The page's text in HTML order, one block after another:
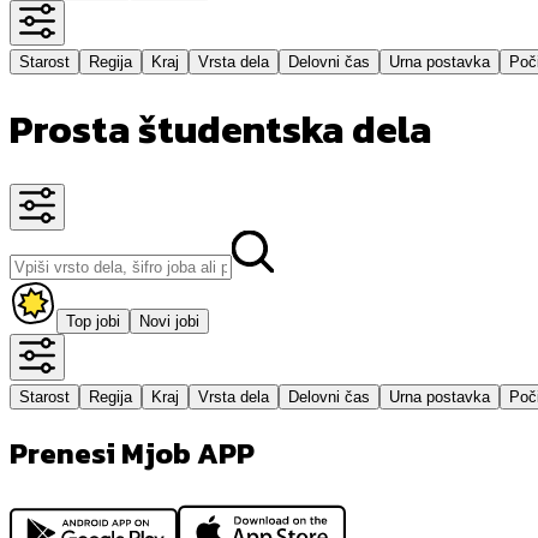
Starost Regija Kraj Vrsta dela Delovni čas Urna postavka
Prosta študentska dela
Top jobi Novi jobi
Starost Regija Kraj Vrsta dela Delovni čas Urna postavka
Prenesi Mjob APP